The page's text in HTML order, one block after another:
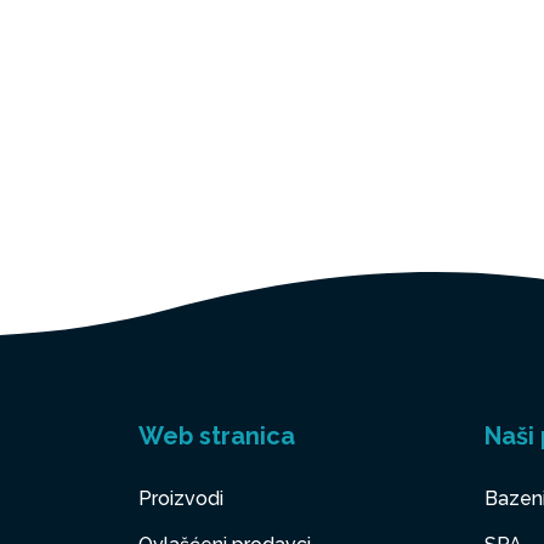
Web stranica
Proizvodi
Naši